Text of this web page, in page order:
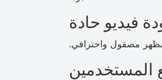
فيديو حادة
المستخدمين